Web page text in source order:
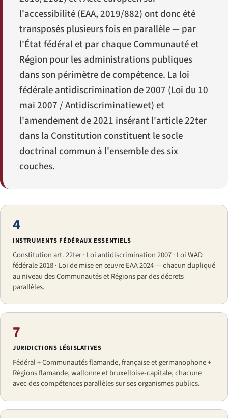
l'accessibilité (EAA, 2019/882) ont donc été
transposés plusieurs fois en parallèle — par
l'État fédéral et par chaque Communauté et
Région pour les administrations publiques
dans son périmètre de compétence. La loi
fédérale antidiscrimination de 2007 (Loi du 10
mai 2007/Antidiscriminatiewet) et
l'amendement de 2021 insérant l'article 22ter
dans la Constitution constituent le socle
doctrinal commun à l'ensemble des six
couches.
4
INSTRUMENTS FÉDÉRAUX ESSENTIELS
Constitution art. 22ter · Loi antidiscrimination 2007 · Loi WAD
fédérale 2018 · Loi de mise en œuvre EAA 2024 — chacun dupliqué
au niveau des Communautés et Régions par des décrets
parallèles.
7
JURIDICTIONS LÉGISLATIVES
Fédéral + Communautés flamande, française et germanophone +
Régions flamande, wallonne et bruxelloise-capitale, chacune
avec des compétences parallèles sur ses organismes publics.